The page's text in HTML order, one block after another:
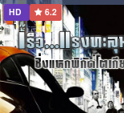
HD 6.2